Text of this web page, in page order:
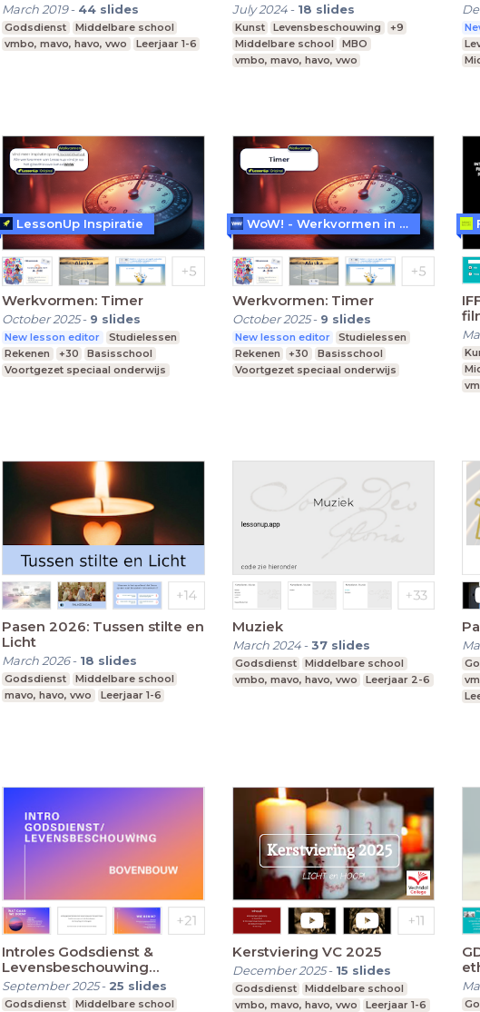
March 2019- 44 slides
Godsdienst
Middelbare school
vmbo, mavo, havo, vwo
Leerjaar 1-6
July 2024- 18 slides
Kunst Levensbeschouwing
+9
Middelbare school
MBO
vmbo, mavo, havo, vwo
Werkvormen: Timer
October 2025- 9 slides
New lesson editor
Studielessen
Rekenen
+30
Basisschool
Voortgezet speciaal onderwijs
LessonUp Inspiratie
Werkvormen: Timer
October 2025- 9 slides
New lesson editor
Studielessen
Rekenen
+30
Basisschool
Voortgezet speciaal onderwijs
WoW! - Werkvormen in LessonUp
Pasen 2026: Tussen stilte en
Licht
March 2026- 18 slides
Godsdienst
Middelbare school
mavo, havo, vwo
Leerjaar 1-6
Muziek
March 2024-37 slides
Godsdienst
Middelbare school
vmbo, mavo, havo, vwo
Leerjaar 2-6
Introles Godsdienst &
Levensbeschouwing
~Bovenbouw~
September 2025- 25 slides
Godsdienst
Middelbare school
Kerstviering VC 2025
December 2025- 15 slides
Godsdienst
Middelbare school
vmbo, mavo, havo, vwo
Leerjaar 1-6